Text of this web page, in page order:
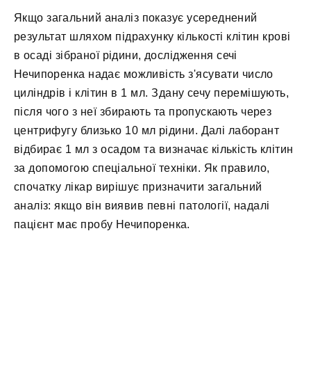
Якщо загальний аналіз показує усереднений
результат шляхом підрахунку кількості клітин крові
в осаді зібраної рідини, дослідження сечі
Нечипоренка надає можливість з'ясувати число
циліндрів і клітин в 1 мл. Здану сечу перемішують,
після чого з неї збирають та пропускають через
центрифугу близько 10 мл рідини. Далі лаборант
відбирає 1 мл з осадом та визначає кількість клітин
за допомогою спеціальної техніки. Як правило,
спочатку лікар вирішує призначити загальний
аналіз: якщо він виявив певні патології, надалі
пацієнт має пробу Нечипоренка.